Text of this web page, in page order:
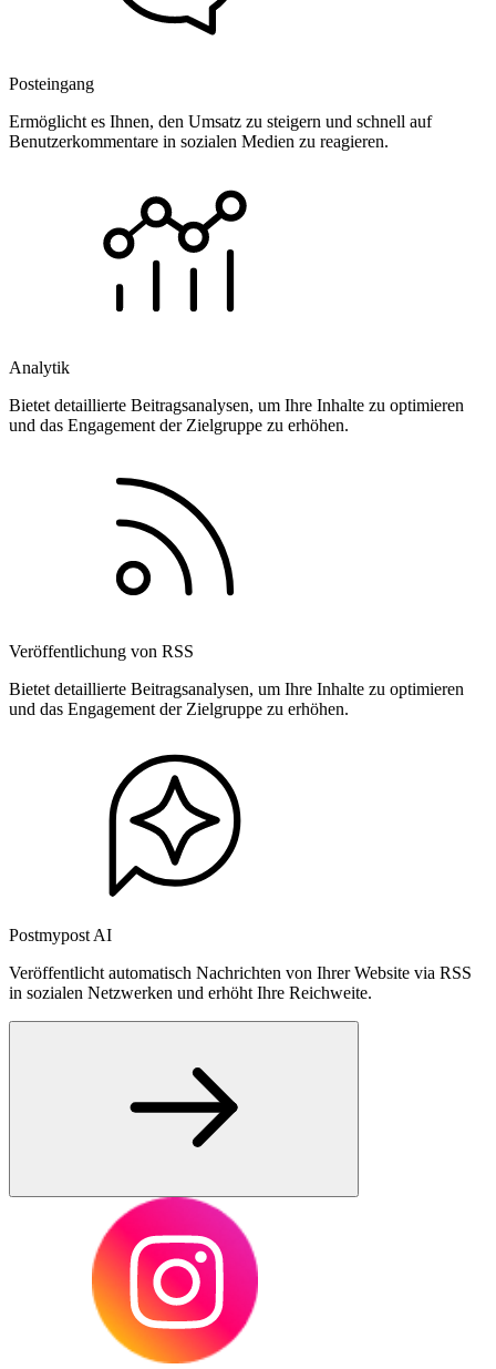
Posteingang
Ermöglicht es Ihnen, den Umsatz zu steigern und schnell auf
Benutzerkommentare in sozialen Medien zu reagieren.
Analytik
Bietet detaillierte Beitragsanalysen, um Ihre Inhalte zu optimieren
und das Engagement der Zielgruppe zu erhöhen.
Veröffentlichung von RSS
Bietet detaillierte Beitragsanalysen, um Ihre Inhalte zu optimieren
und das Engagement der Zielgruppe zu erhöhen.
Postmypost AI
Veröffentlicht automatisch Nachrichten von Ihrer Website via RSS
in sozialen Netzwerken und erhöht Ihre Reichweite.